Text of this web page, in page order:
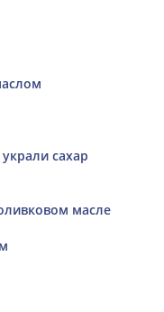
сахар
масле